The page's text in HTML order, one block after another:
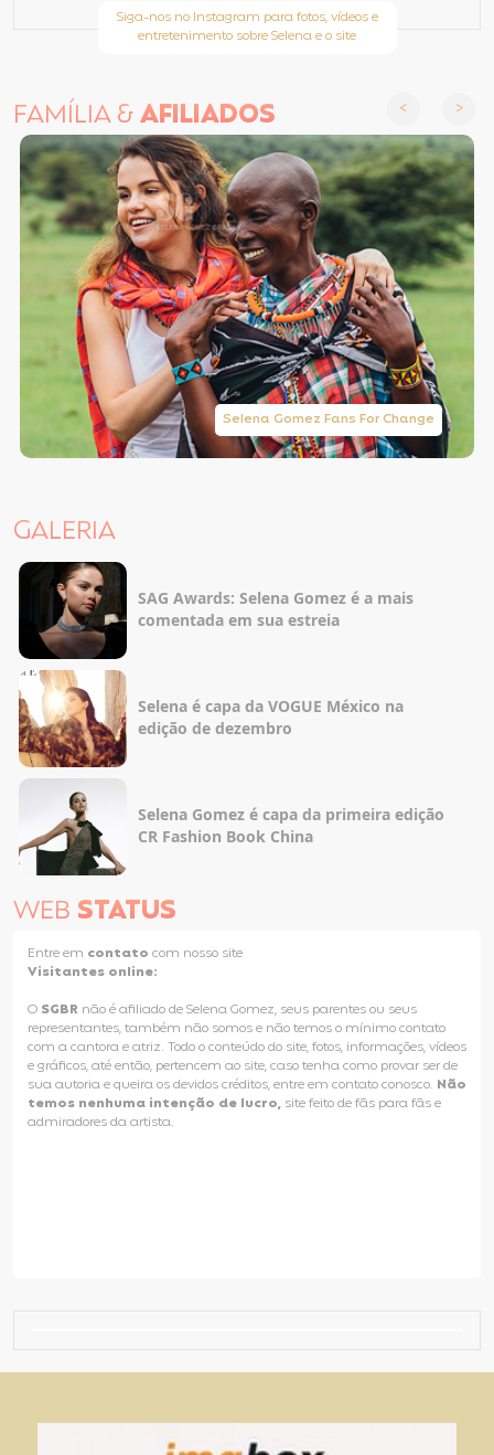
Siga-nos no Instagram para fotos, vídeos e
entretenimento sobre Selena e o site
FAMÍLIA &AFILIADOS
Selena Gomez Fans For Change
GALERIA
SAG Awards: Selena Gomez é a mais
comentada em sua estreia
Selena é capa da VOGUE México na
edição de dezembro
Selena Gomez é capa da primeira edição
CR Fashion Book China
WEB STATUS
Entre em contato com nosso site
Visitantes online:
O SGBR não é afiliado de Selena Gomez, seus parentes ou seus
representantes, também não somos e não temos o mínimo contato
com a cantora e atriz. Todo o conteúdo do site, fotos, informações, vídeos
e gráficos, até então, pertencem ao site, caso tenha como provar ser de
sua autoria e queira os devidos créditos, entre em contato conosco. Não
temos nenhuma intenção de lucro, site feito de fãs para fãs e
admiradores da artista.